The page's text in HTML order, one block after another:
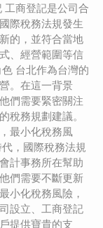
工商登記是公司合
際稅務法規發生
的，並符合當地
、經營範圍等信
台北作為台灣的
。在這一背景
們需要緊密關注
稅務規劃建議。
最小化稅務風
，國際稅務法規
計事務所在幫助
們需要不斷更新
小化稅務風險，
設立、工商登記
提供寶貴的支